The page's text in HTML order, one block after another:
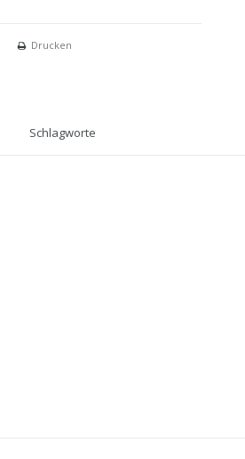
Drucken
Schlagworte